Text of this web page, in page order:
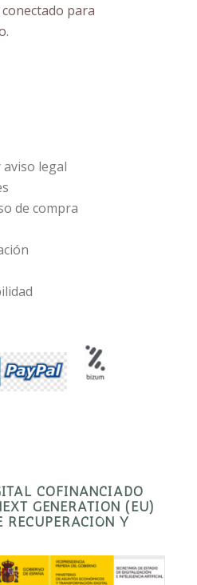
conectado para
aviso legal
de compra
COFINANCIADO
GENERATION (EU)
RECUPERACIÓN Y